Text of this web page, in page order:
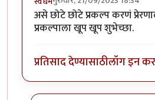
असे छोटे छोटे प्रकल्प करणं
प्रकल्पाला खूप खूप शुभेच्छा.
प्रतिसाद देण्यासाठीलॉग इन